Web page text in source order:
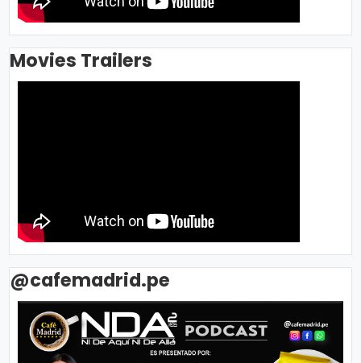
Movies Trailers
@cafemadrid.pe